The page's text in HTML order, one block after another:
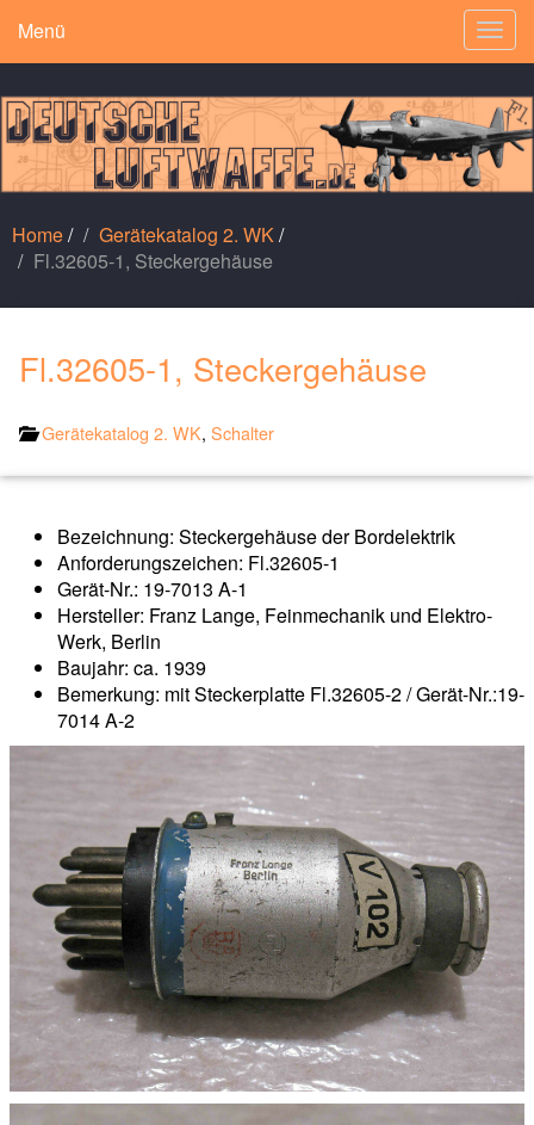
Menü
Home/ Gerätekatalog 2. WK/
Fl.32605-1, Steckergehäuse
Fl.32605-1, Steckergehäuse
Gerätekatalog 2. WK, Schalter
Bezeichnung: Steckergehäuse der Bordelektrik
Anforderungszeichen: Fl.32605-1
Gerät-Nr.: 19-7013 A-1
Hersteller: Franz Lange, Feinmechanik und Elektro-
Werk, Berlin
Baujahr: ca. 1939
Bemerkung: mit Steckerplatte Fl.32605-2 / Gerät-Nr.:19-
7014 A-2